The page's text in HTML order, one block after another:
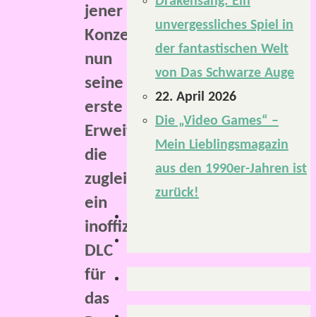
jener
Konzern
nun
seine
erste
Erweiterung,
die
zugleich
ein
inoffizielles
DLC
für
das
unvergessliches Spiel in
der fantastischen Welt
von Das Schwarze Auge
22. April 2026
Die „Video Games“ –
Mein Lieblingsmagazin
aus den 1990er-Jahren ist
zurück!